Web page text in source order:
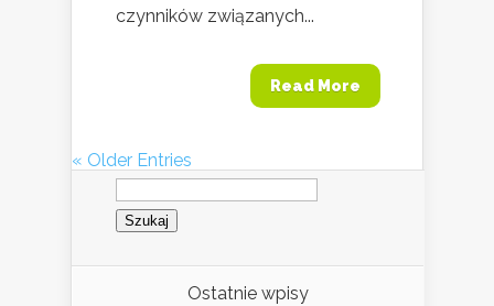
czynników związanych...
Read More
« Older Entries
Szukaj:
Ostatnie wpisy